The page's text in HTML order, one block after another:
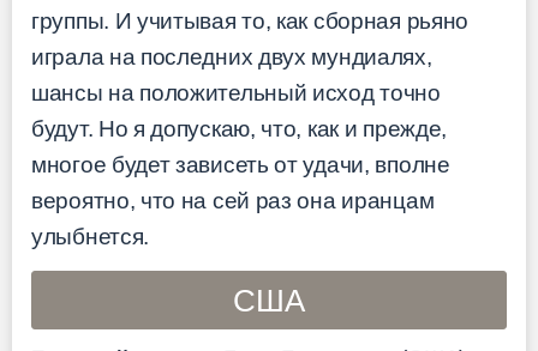
группы. И учитывая то, как сборная рьяно
играла на последних двух мундиалях,
шансы на положительный исход точно
будут. Но я допускаю, что, как и прежде,
многое будет зависеть от удачи, вполне
вероятно, что на сей раз она иранцам
улыбнется.
США